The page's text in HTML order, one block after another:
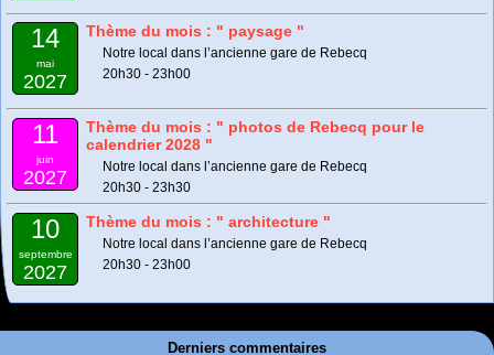
14
mai
2027
Thème du mois : " paysage "
Notre local dans l’ancienne gare de Rebecq
20h30 - 23h00
11
juin
2027
Thème du mois : " photos de Rebecq pour le
calendrier 2028 "
Notre local dans l’ancienne gare de Rebecq
20h30 - 23h30
10
septembre
2027
Thème du mois : " architecture "
Notre local dans l’ancienne gare de Rebecq
20h30 - 23h00
Derniers commentaires